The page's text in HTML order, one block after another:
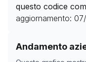
domestico, cfr.97.00.10
questo codice
aggiornamento:
Andamento
Storico numero di
Data